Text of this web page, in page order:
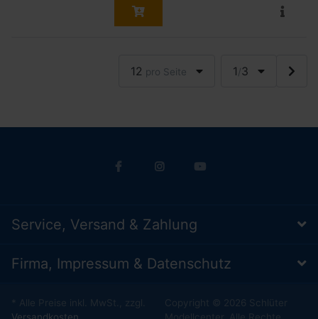
12 pro Seite 1/3
Service, Versand & Zahlung
Firma, Impressum & Datenschutz
* Alle Preise inkl. MwSt., zzgl.
Versandkosten
Copyright © 2026 Schlüter
Modellcenter. Alle Rechte